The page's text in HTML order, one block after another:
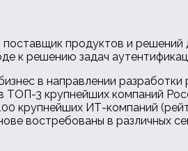
продуктов и
к решению задач
в направлении
ТОП-3 крупнейших компаний
крупнейших ИТ-компаний
востребованы в различных